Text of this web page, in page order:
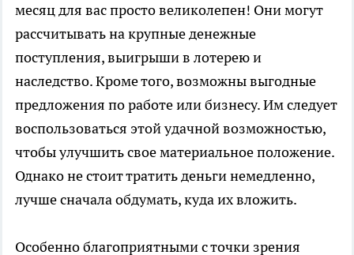
месяц для вас просто великолепен! Они могут
рассчитывать на крупные денежные
поступления, выигрыши в лотерею и
наследство. Кроме того, возможны выгодные
предложения по работе или бизнесу. Им следует
воспользоваться этой удачной возможностью,
чтобы улучшить свое материальное положение.
Однако не стоит тратить деньги немедленно,
лучше сначала обдумать, куда их вложить.
Особенно благоприятными с точки зрения